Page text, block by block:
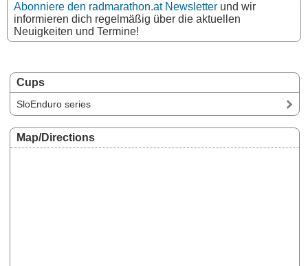
Cups
SloEnduro series
Map/Directions
Abonniere den radmarathon.at Newsletter und wir
informieren dich regelmäßig über die aktuellen
Neuigkeiten und Termine!